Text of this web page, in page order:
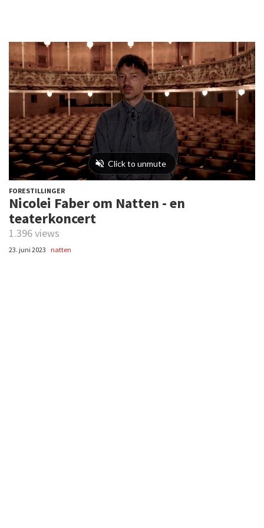
FORESTILLINGER
Nicolei Faber om Natten - en
teaterkoncert
1.396 views
23. juni 2023 natten